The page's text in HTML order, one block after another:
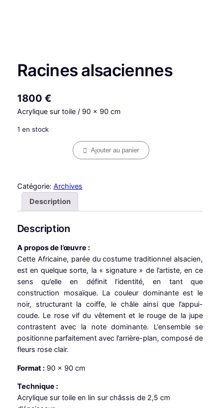
Racines alsaciennes
1800 €
Acrylique sur toile / 90 x 90 cm
1 en stock
q
u
t
i
t
e
R
a
c
i
n
e
s
a
a
i
Ajouter au panier
Catégorie: Archives
Description
Description
A propos de l’œuvre :
Cette Africaine, parée du costume traditionnel alsacien,
est en quelque sorte, la « signature » de l’artiste, en ce
sens qu’elle en définit l’identité, en tant que
construction mosaïque. La couleur dominante est le
noir, structurant la coiffe, le châle ainsi que l’appui-
coude. Le rose vif du vêtement et le rouge de la jupe
contrastent avec la note dominante. L’ensemble se
positionne parfaitement avec l’arrière-plan, composé de
fleurs rose clair.
Format :90 x 90 cm
Technique :
Acrylique sur toile en lin sur châssis de 2,5 cm